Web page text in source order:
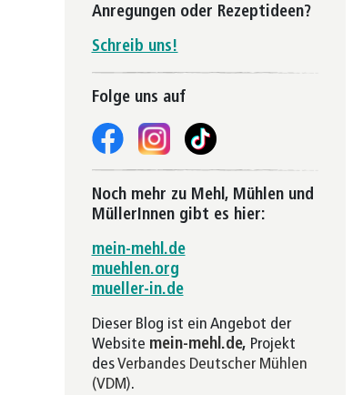
Anregungen oder Rezeptideen?
Schreib uns!
Folge uns auf
Noch mehr zu Mehl, Mühlen und
MüllerInnen gibt es hier:
mein-mehl.de
muehlen.org
mueller-in.de
Dieser Blog ist ein Angebot der
Website mein-mehl.de, Projekt
desVerbandes Deutscher Mühlen
(VDM).